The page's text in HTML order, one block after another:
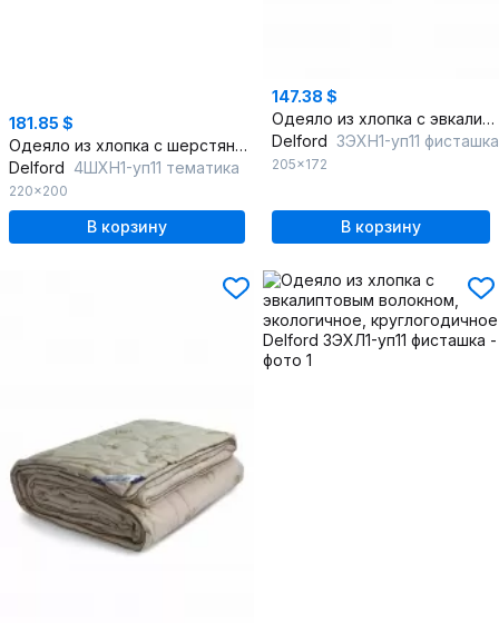
181.85 $
Одеяло из хлопка с шерстяным наполнителем, бежевое, лёгкое
Delford 4ШХН1-уп11 тематика
220x200
В корзину
147.38 $
Одеяло из хлопка с эвкалиптовым волокном, экологичное, круглогодичное
Delford 3ЭХН1-уп11 фисташка
205x172
В корзину